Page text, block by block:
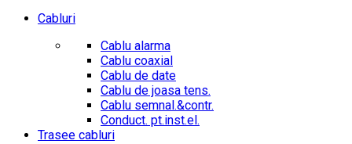
Cabluri
Cablu alarma
Cablu coaxial
Cablu de date
Cablu de joasa tens.
Cablu semnal.&contr.
Conduct. pt.inst.el.
Trasee cabluri